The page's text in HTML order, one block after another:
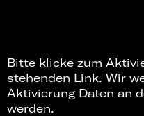
Bitte klicke zum
stehenden Link. Wir
Aktivierung Daten an
werden.